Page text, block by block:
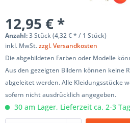
12,95 € *
Anzahl:3 Stück (4,32 € * / 1 Stück)
inkl. MwSt.zzgl. Versandkosten
Die abgebildeten Farben oder Modelle
Aus den gezeigten Bildern können keine
abgeleitet werden. Alle Kleidungsstücke
sofern nicht ausdrücklich angegeben.
30 am Lager, Lieferzeit ca. 2-3